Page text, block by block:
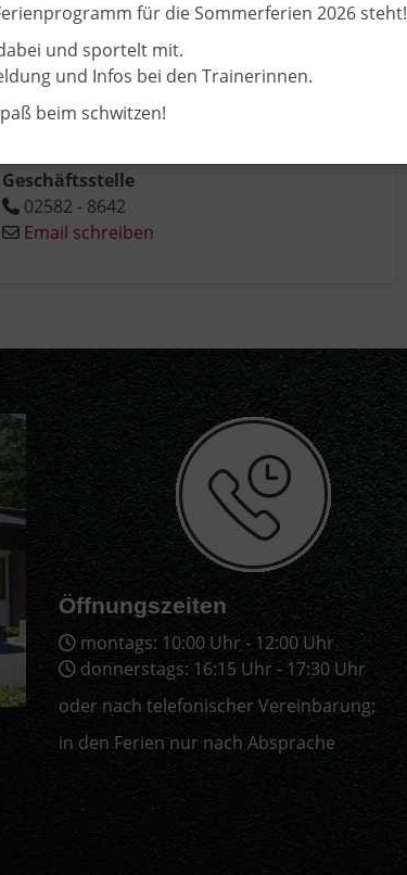
Marion Kemker
Geschäftsstelle
02582 - 8642
Email schreiben
Öffnungszeiten
montags: 10:00 Uhr - 12:00 Uhr
donnerstags: 16:15 Uhr - 17:30 Uhr
oder nach telefonischer Vereinbarung;
in den Ferien nur nach Absprache
für die Sommerferien 2026 steht!
und sportelt mit.
und Infos bei den Trainerinnen.
beim schwitzen!